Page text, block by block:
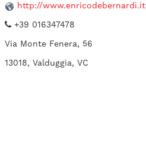
http://www.enricodebernardi.it
+39 016347478
Via Monte Fenera, 56
13018, Valduggia, VC